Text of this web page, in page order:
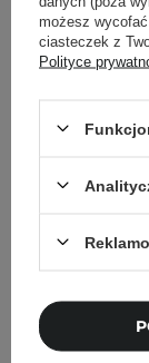
PROMOCJA
możesz
ciasteczek z
Polityce